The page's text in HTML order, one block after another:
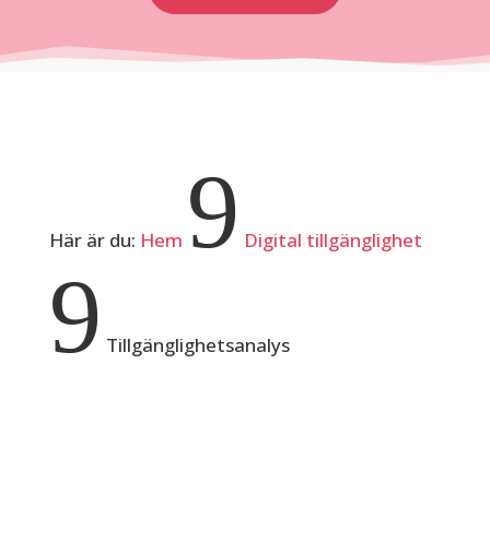
Här är du: Hem 9 Digital tillgänglighet
9 Tillgänglighetsanalys